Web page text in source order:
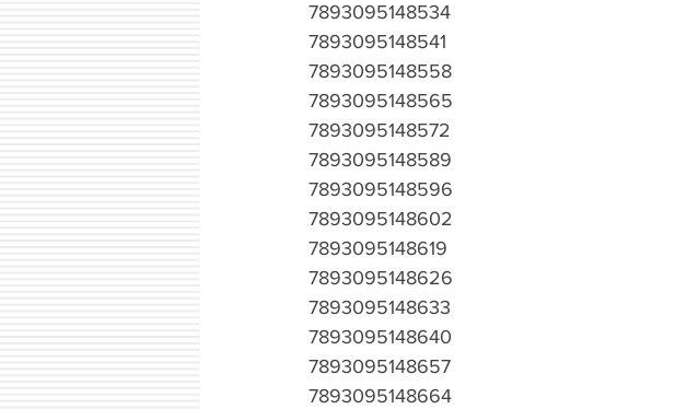
7893095148534
7893095148541
7893095148558
7893095148565
7893095148572
7893095148589
7893095148596
7893095148602
7893095148619
7893095148626
7893095148633
7893095148640
7893095148657
7893095148664